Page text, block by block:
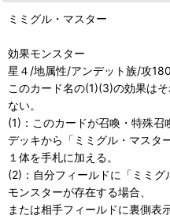
ミミグル・マスター
効果モンスター
星４/地属性/アンデット族/攻
このカード名の(1)(3)の効果は
ない。
(1)：このカードが召喚・特殊召
デッキから「ミミグル・マスタ
１体を手札に加える。
(2)：自分フィールドに「ミミグ
モンスターが存在する場合、
または相手フィールドに裏側表